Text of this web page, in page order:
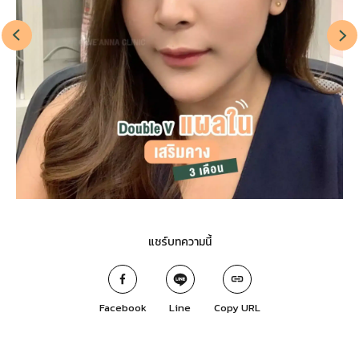
แชร์บทความนี้
Facebook Line Copy URL